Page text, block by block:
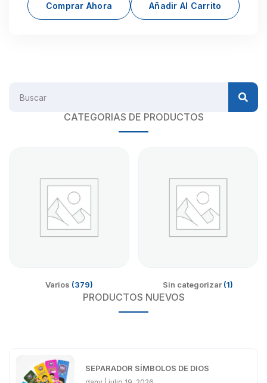
Comprar Ahora Añadir Al Carrito
CATEGORIAS DE PRODUCTOS
Varios (379) Sin categorizar (1)
PRODUCTOS NUEVOS
SEPARADOR SÍMBOLOS DE DIOS